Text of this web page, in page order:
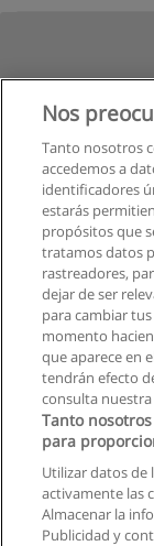
Nos
Tanto nosotros
accedemos a
identificadores
estarás
propósitos que
tratamos datos
rastreadores,
dejar de ser
para cambiar
momento
que aparece en
tendrán efecto
consulta
Tanto
para
Utilizar datos de
activamente las
Almacenar la
Publicidad y